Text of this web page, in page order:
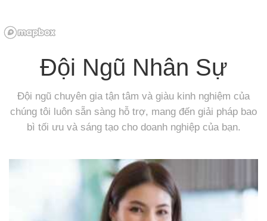
Đội Ngũ Nhân Sự
Đội ngũ chuyên gia tận tâm và giàu kinh nghiệm của
chúng tôi luôn sẵn sàng hỗ trợ, mang đến giải pháp bao
bì tối ưu và sáng tạo cho doanh nghiệp của bạn.